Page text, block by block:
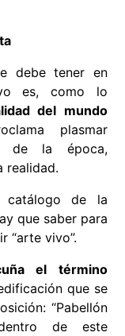
debe tener en
es, como lo
del mundo
plasmar
de la época,
realidad.
catálogo de la
que saber para
“arte vivo”.
el término
que se
“Pabellón
de este